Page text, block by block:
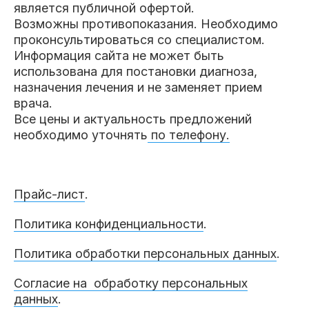
является публичной офертой.
Возможны противопоказания. Необходимо
проконсультироваться со специалистом.
Информация сайта не может быть
использована для постановки диагноза,
назначения лечения и не заменяет прием
врача.
Все цены и актуальность предложений
необходимо уточнять по телефону.
Прайс-лист.
Политика конфиденциальности.
Политика обработки персональных данных.
Согласие на обработку персональных
данных.